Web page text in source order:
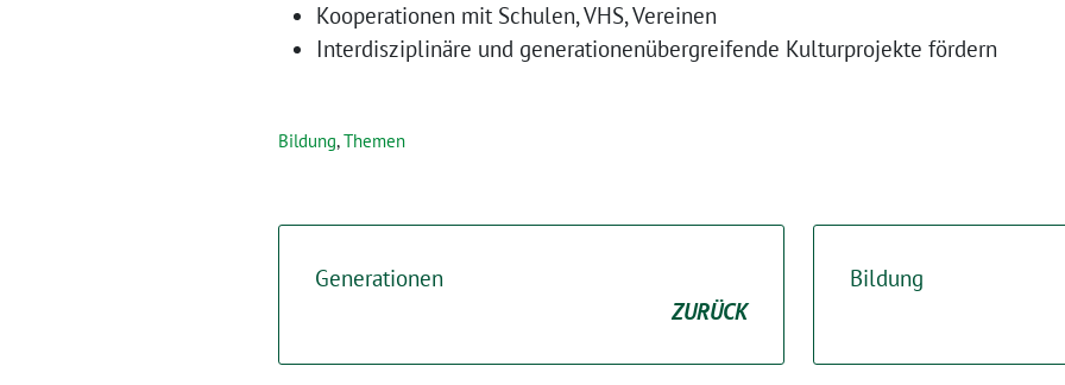
Kooperationen mit Schulen, VHS, Vereinen
Interdisziplinäre und generationenübergreifende Kulturprojekte fördern
Bildung,Themen
Generationen
ZURÜCK
Bildung